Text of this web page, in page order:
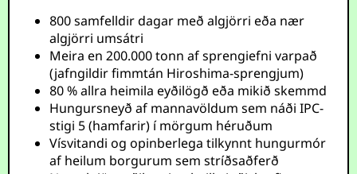
800 samfelldir dagar með algjörri eða nær
algjörri umsátri
Meira en 200.000 tonn af sprengiefni varpað
(jafngildir fimmtán Hiroshima-sprengjum)
80 % allra heimila eyðilögð eða mikið skemmd
Hungursneyð af mannavöldum sem náði IPC-
stigi 5 (hamfarir) í mörgum héruðum
Vísvitandi og opinberlega tilkynnt hungurmór
af heilum borgurum sem stríðsaðferð